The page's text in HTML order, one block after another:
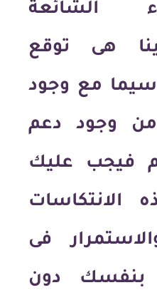
الشائعة
هى توقع
مع وجود
وجود دعم
فيجب عليك
الانتكاسات
فى
بنفسك دون